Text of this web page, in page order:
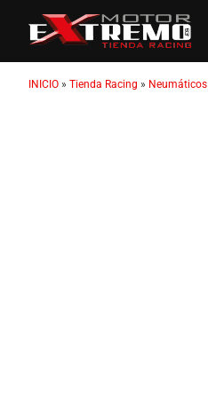
INICIO » Tienda Racing » Neumáticos